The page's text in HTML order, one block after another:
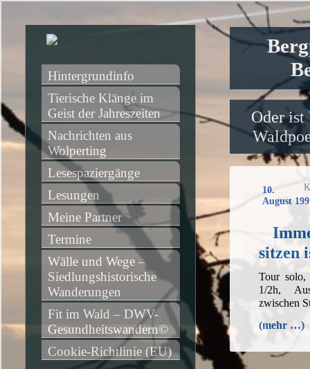
Oder ist
10.
August
sitzen
Tour
1/2h,
zwischen
(mehr …)
Hintergrundinfo
Tierische Klänge im
Geist der Jahreszeiten
Nachrichten aus
Wolperting
Lesespaziergänge
Lesungen
Meine Partner
Termine
Wälle und Wege –
Siedlungshistorische
Wanderungen
Fit im Wald – DWV-
Gesundheitswandern©
Cookie-Richtlinie (EU)